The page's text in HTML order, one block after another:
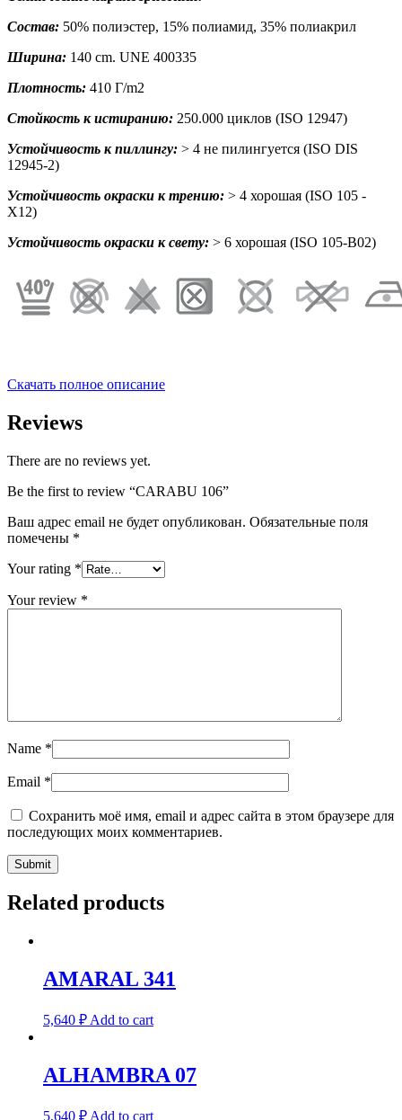
Состав: 50% полиэстер, 15% полиамид, 35% полиакрил
Ширина: 140 cm. UNE 400335
Плотность: 410 Г/m2
Стойкость к истиранию: 250.000 циклов (ISO 12947)
Устойчивость к пиллингу: > 4 не пилингуется (ISO DIS
12945-2)
Устойчивость окраски к трению: > 4 хорошая (ISO 105 -
X12)
Устойчивость окраски к свету: > 6 хорошая (ISO 105-B02)
Скачать полное описание
Reviews
There are no reviews yet.
Be the first to review “CARABU 106”
Ваш адрес email не будет опубликован. Обязательные поля
помечены *
Your rating *
Your review *
Name *
Email *
Сохранить моё имя, email и адрес сайта в этом браузере для
последующих моих комментариев.
Related products
AMARAL 341
5,640 ₽ Add to cart
ALHAMBRA 07
5,640 ₽ Add to cart